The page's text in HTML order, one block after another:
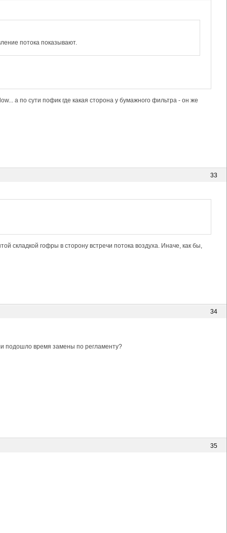
потока показывают.
а по сути пофик где какая сторона у бумажного фильтра - он же
33
складкой гофры в сторону встречи потока воздуха. Иначе, как бы,
34
подошло время замены по регламенту?
35